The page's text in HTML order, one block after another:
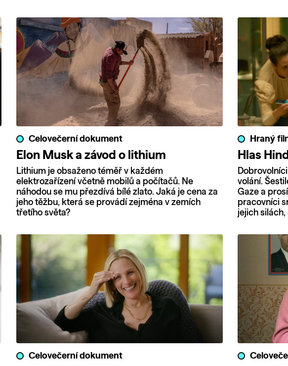
Celovečerní dokument
Elon Musk a závod o lithium
Lithium je obsaženo téměř v každém
elektrozařízení včetně mobilů a počítačů. Ne
náhodou se mu přezdívá bílé zlato. Jaká je cena za
jeho těžbu, která se provádí zejména v zemích
třetího světa?
Hraný
Hlas
volání.
Gaze a
pracovníci
jejich
Celovečerní dokument